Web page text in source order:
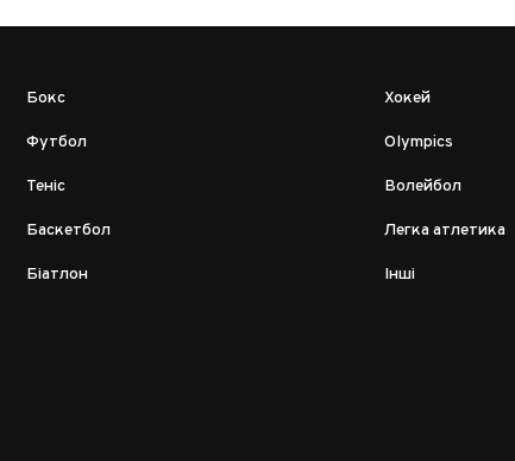
Бокс
Футбол
Теніс
Баскетбол
Біатлон
Хокей
Olympics
Волейбол
Легка атлетика
Інші